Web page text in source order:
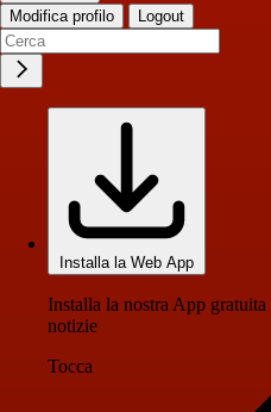
Modifica profilo Logout
Installa la Web App
Installa la nostra App
notizie
Tocca